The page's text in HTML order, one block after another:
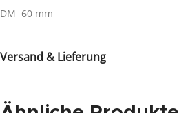
DM 60 mm
Versand & Lieferung